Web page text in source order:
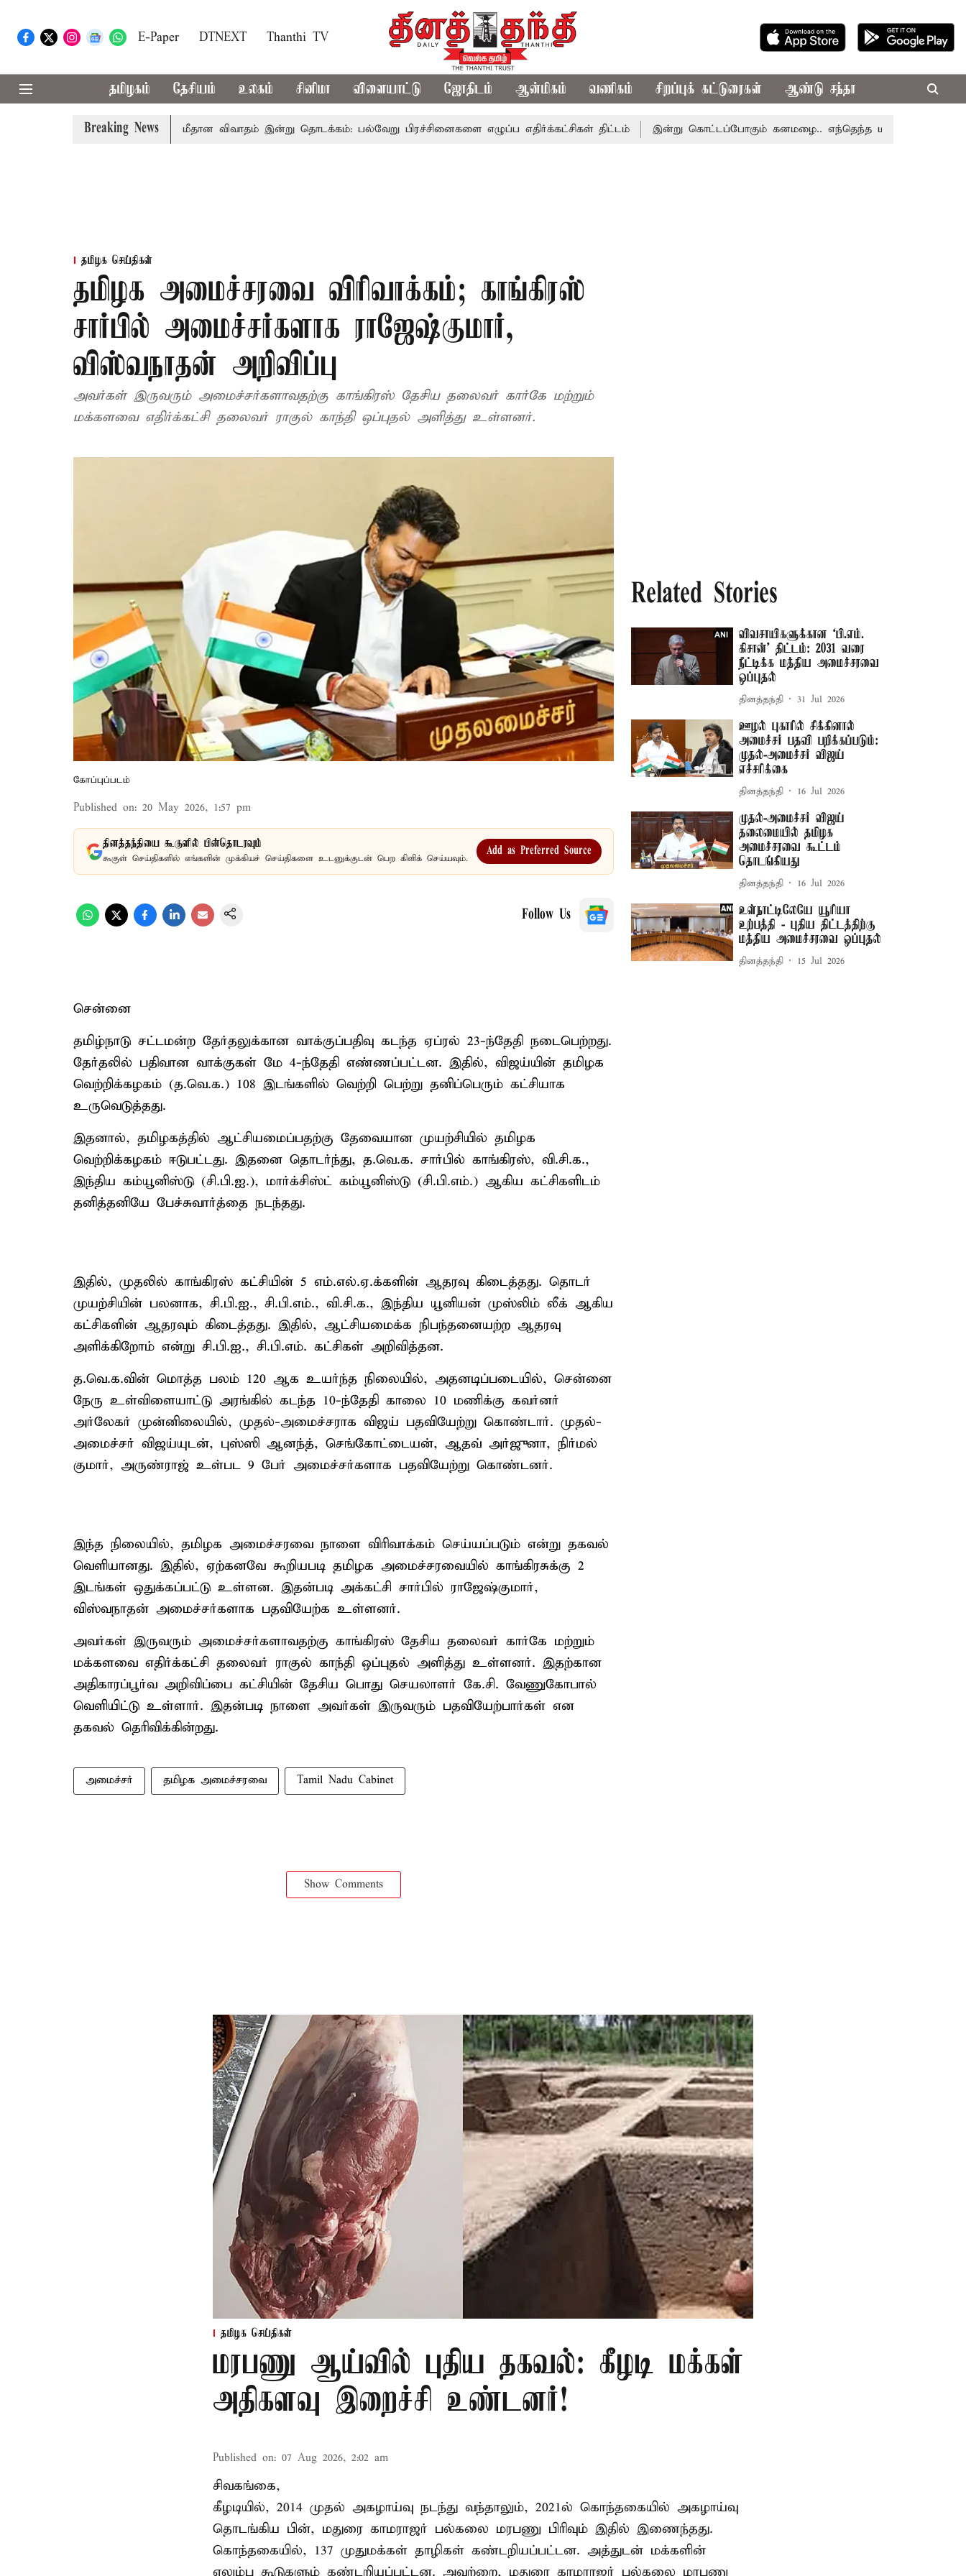
E-Paper DTNEXT Thanthi TV
தமிழகம் தேசியம் உலகம் சினிமா விளையாட்டு ஜோதிடம் ஆன்மிகம் வணிகம் சிறப்புக் கட்டுரைகள் ஆண்டு சந்தா
Breaking News
சட்டசபையில் பட்ஜெட் மீதான விவாதம் இன்று தொடக்கம்: பல்வேறு பிரச்சினைகளை எழுப்ப எதிர்க்கட்சிகள் திட்டம் இன்று கொட்டப்போகும் கனமழை.. எந்தெந்த மாவட்டங்களில் தெரியுமா..?
தமிழக செய்திகள்
தமிழக அமைச்சரவை விரிவாக்கம்; காங்கிரஸ்
சார்பில் அமைச்சர்களாக ராஜேஷ்குமார்,
விஸ்வநாதன் அறிவிப்பு
அவர்கள் இருவரும் அமைச்சர்களாவதற்கு காங்கிரஸ் தேசிய தலைவர் கார்கே மற்றும்
மக்களவை எதிர்க்கட்சி தலைவர் ராகுல் காந்தி ஒப்புதல் அளித்து உள்ளனர்.
கோப்புப்படம்
Published on: 20 May 2026, 1:57 pm
தினத்தந்தியை கூகுளில் பின்தொடரவும்
கூகுள் செய்திகளில் எங்களின் முக்கியச் செய்திகளை உடனுக்குடன் பெற கிளிக் செய்யவும்.
Add as Preferred Source
Follow Us
சென்னை
தமிழ்நாடு சட்டமன்ற தேர்தலுக்கான வாக்குப்பதிவு கடந்த ஏப்ரல் 23-ந்தேதி நடைபெற்றது.
தேர்தலில் பதிவான வாக்குகள் மே 4-ந்தேதி எண்ணப்பட்டன. இதில், விஜய்யின் தமிழக
வெற்றிக்கழகம் (த.வெ.க.) 108 இடங்களில் வெற்றி பெற்று தனிப்பெரும் கட்சியாக
உருவெடுத்தது.
இதனால், தமிழகத்தில் ஆட்சியமைப்பதற்கு தேவையான முயற்சியில் தமிழக
வெற்றிக்கழகம் ஈடுபட்டது. இதனை தொடர்ந்து, த.வெ.க. சார்பில் காங்கிரஸ், வி.சி.க.,
இந்திய கம்யூனிஸ்டு (சி.பி.ஐ.), மார்க்சிஸ்ட் கம்யூனிஸ்டு (சி.பி.எம்.) ஆகிய கட்சிகளிடம்
தனித்தனியே பேச்சுவார்த்தை நடந்தது.
இதில், முதலில் காங்கிரஸ் கட்சியின் 5 எம்.எல்.ஏ.க்களின் ஆதரவு கிடைத்தது. தொடர்
முயற்சியின் பலனாக, சி.பி.ஐ., சி.பி.எம்., வி.சி.க., இந்திய யூனியன் முஸ்லிம் லீக் ஆகிய
கட்சிகளின் ஆதரவும் கிடைத்தது. இதில், ஆட்சியமைக்க நிபந்தனையற்ற ஆதரவு
அளிக்கிறோம் என்று சி.பி.ஐ., சி.பி.எம். கட்சிகள் அறிவித்தன.
த.வெ.க.வின் மொத்த பலம் 120 ஆக உயர்ந்த நிலையில், அதனடிப்படையில், சென்னை
நேரு உள்விளையாட்டு அரங்கில் கடந்த 10-ந்தேதி காலை 10 மணிக்கு கவர்னர்
அர்லேகர் முன்னிலையில், முதல்-அமைச்சராக விஜய் பதவியேற்று கொண்டார். முதல்-
அமைச்சர் விஜய்யுடன், புஸ்ஸி ஆனந்த், செங்கோட்டையன், ஆதவ் அர்ஜுனா, நிர்மல்
குமார், அருண்ராஜ் உள்பட 9 பேர் அமைச்சர்களாக பதவியேற்று கொண்டனர்.
இந்த நிலையில், தமிழக அமைச்சரவை நாளை விரிவாக்கம் செய்யப்படும் என்று தகவல்
வெளியானது. இதில், ஏற்கனவே கூறியபடி தமிழக அமைச்சரவையில் காங்கிரசுக்கு 2
இடங்கள் ஒதுக்கப்பட்டு உள்ளன. இதன்படி அக்கட்சி சார்பில் ராஜேஷ்குமார்,
விஸ்வநாதன் அமைச்சர்களாக பதவியேற்க உள்ளனர்.
அவர்கள் இருவரும் அமைச்சர்களாவதற்கு காங்கிரஸ் தேசிய தலைவர் கார்கே மற்றும்
மக்களவை எதிர்க்கட்சி தலைவர் ராகுல் காந்தி ஒப்புதல் அளித்து உள்ளனர். இதற்கான
அதிகாரப்பூர்வ அறிவிப்பை கட்சியின் தேசிய பொது செயலாளர் கே.சி. வேணுகோபால்
வெளியிட்டு உள்ளார். இதன்படி நாளை அவர்கள் இருவரும் பதவியேற்பார்கள் என
தகவல் தெரிவிக்கின்றது.
அமைச்சர் தமிழக அமைச்சரவை Tamil Nadu Cabinet
Show Comments
Related Stories
விவசாயிகளுக்கான ‘பி.எம்.
கிசான்’ திட்டம்: 2031 வரை
நீட்டிக்க மத்திய அமைச்சரவை
ஒப்புதல்
தினத்தந்தி 31 Jul 2026
ஊழல் புகாரில் சிக்கினால்
அமைச்சர் பதவி பறிக்கப்படும்:
முதல்-அமைச்சர் விஜய்
எச்சரிக்கை
தினத்தந்தி 16 Jul 2026
முதல்-அமைச்சர் விஜய்
தலைமையில் தமிழக
அமைச்சரவை கூட்டம்
தொடங்கியது
தினத்தந்தி 16 Jul 2026
உள்நாட்டிலேயே யூரியா
உற்பத்தி - புதிய திட்டத்திற்கு
மத்திய அமைச்சரவை ஒப்புதல்
தினத்தந்தி 15 Jul 2026
தமிழக செய்திகள்
மரபணு ஆய்வில் புதிய தகவல்: கீழடி மக்கள்
அதிகளவு இறைச்சி உண்டனர்!
Published on: 07 Aug 2026, 2:02 am
சிவகங்கை,
கீழடியில், 2014 முதல் அகழாய்வு நடந்து வந்தாலும், 2021ல் கொந்தகையில் அகழாய்வு
தொடங்கிய பின், மதுரை காமராஜர் பல்கலை மரபணு பிரிவும் இதில் இணைந்தது.
கொந்தகையில், 137 முதுமக்கள் தாழிகள் கண்டறியப்பட்டன. அத்துடன் மக்களின்
எலும்பு கூடுகளும் கண்டறியப்பட்டன. அவற்றை, மதுரை காமராஜர் பல்கலை மரபணு